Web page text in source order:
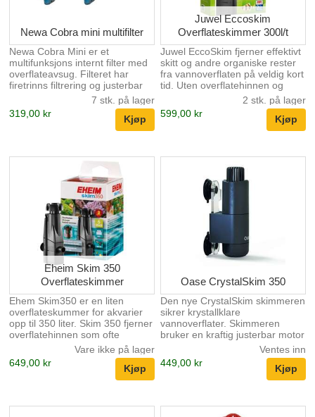
Newa Cobra mini multifilter
Newa Cobra Mini er et
multifunksjons internt filter med
overflateavsug. Filteret har
firetrinns filtrering og justerbar
flow med fullt dreibart
teleskopisk vannuttak. Motoren
er termobeskyttet og vil ikke
overopphetes. Newa Cobra har
og 75 har ikke mulighet for
lufttilsetting. Justerbar flow
mellom 80-190 liter pr. time
Passende akvariestørrelse 10-
35 liter Strømforbruk 2,5W
7 stk. på lager
319,00 kr
Juwel Eccoskim
Overflateskimmer 300l/t
Juwel EccoSkim fjerner effektivt
skitt og andre organiske rester
fra vannoverflaten på veldig kort
tid. Uten overflatehinnen og
annen forurensning når mer lys
akvariebunnen. Dette øker
oksygeninnholdet og fremmer
vitaliteten til plantene og fiskene
Filteropphenget gjør at
EccoSkim enkelt kan festes
direkte til det interne JUWEL-
filteret. Urenheter på
vannoverflaten suges effektivt
det interne JUWEL-fil...
2 stk. på lager
599,00 kr
Eheim Skim 350
Overflateskimmer
Ehem Skim350 er en liten
overflateskummer for akvarier
opp til 350 liter. Skim 350 fjerner
overflatehinnen som ofte
dannes i akvariet. Egenskaper:
Fjerner overflatehinne og
mikroorganismer fra
vannoverflaten Fjerning av
Vare ikke på lager
649,00 kr
Oase CrystalSkim 350
Den nye CrystalSkim skimmeren
sikrer krystallklare
vannoverflater. Skimmeren
bruker en kraftig justerbar motor
i en kompakt størrelse.
Skimmeren bruker en flytende
ring for lange
vedlikeholdsintervaller til
ingenting (som plante rester)ved
Ventes inn
449,00 kr